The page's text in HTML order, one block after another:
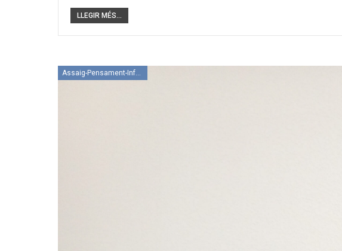
LLEGIR MÉS...
Assaig-Pensament-Informació